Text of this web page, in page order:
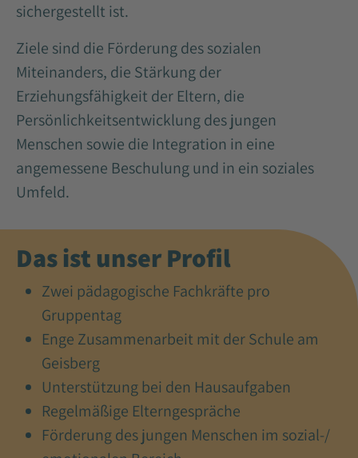
sichergestellt ist.
Ziele sind die Förderung des sozialen
Miteinanders, die Stärkung der
Erziehungsfähigkeit der Eltern, die
Persönlichkeitsentwicklung des jungen
Menschen sowie die Integration in eine
angemessene Beschulung und in ein soziales
Umfeld.
Das ist unser Profil
Zwei pädagogische Fachkräfte pro
Gruppentag
Enge Zusammenarbeit mit der Schule am
Geisberg
Unterstützung bei den Hausaufgaben
Regelmäßige Elterngespräche
Förderung des jungen Menschen im sozial-/